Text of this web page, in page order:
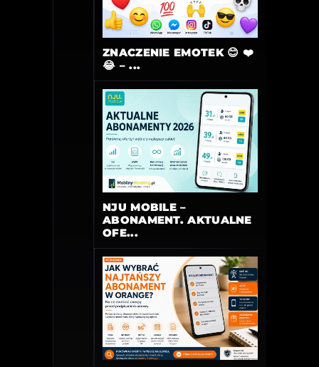
ZNACZENIE EMOTEK 😊 ❤️
😂 – ...
NJU MOBILE –
ABONAMENT. AKTUALNE
OFE...